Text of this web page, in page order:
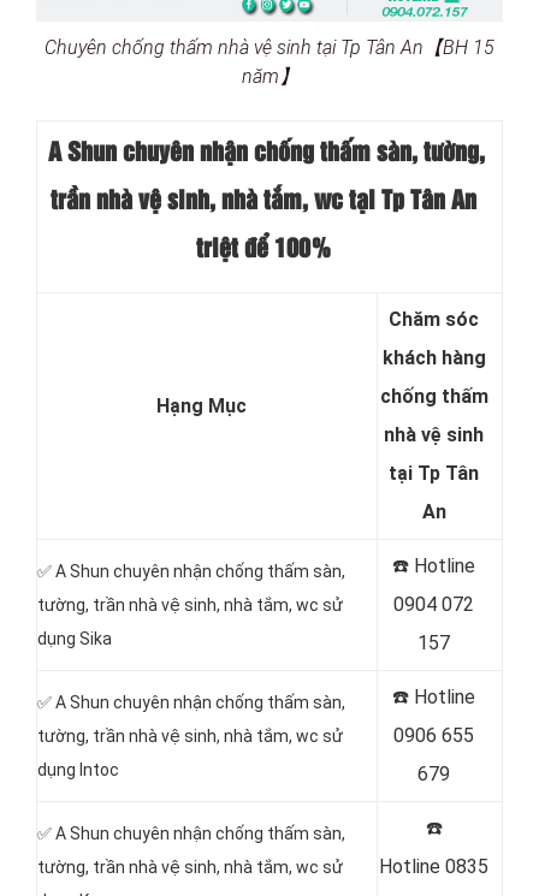
Chuyên chống thấm nhà vệ sinh tại Tp Tân An【BH 15
năm】
A Shun chuyên nhận chống thấm sàn, tường,
trần nhà vệ sinh, nhà tắm, wc tại Tp Tân An
triệt để 100%
Hạng Mục
Chăm sóc
khách hàng
chống thấm
nhà vệ sinh
tại Tp Tân
An
✅ A Shun chuyên nhận chống thấm sàn,
tường, trần nhà vệ sinh, nhà tắm, wc sử
dụng Sika
☎️ Hotline
0904 072
157
✅ A Shun chuyên nhận chống thấm sàn,
tường, trần nhà vệ sinh, nhà tắm, wc sử
dụng Intoc
☎️ Hotline
0906 655
679
✅ A Shun chuyên nhận chống thấm sàn,
tường, trần nhà vệ sinh, nhà tắm, wc sử
☎️
Hotline 0835